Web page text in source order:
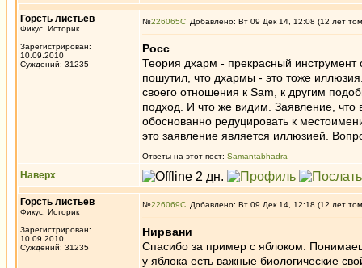
Горсть листьев
Фикус, Историк
Зарегистрирован:
10.09.2010
Суждений: 31235
№226065 Добавлено: Вт 09 Дек 14, 12:08 (12 лет
Росс
Теория дхарм - прекрасный инструмент
пошутил, что дхармы - это тоже
своего отношения к Sam, к другим
подход. И что же видим. Заявление,
обоснованно редуцировать к
это заявление является иллюзией.
Ответы на этот пост: Samantabhadra
Наверх
Горсть листьев
Фикус, Историк
Зарегистрирован:
10.09.2010
Суждений: 31235
№226069 Добавлено: Вт 09 Дек 14, 12:18 (12 лет
Нирвани
Спасибо за пример с яблоком.
у яблока есть важные биологические